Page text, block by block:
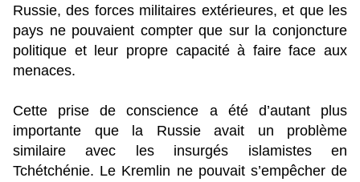
Russie, des forces militaires extérieures, et que les
pays ne pouvaient compter que sur la conjoncture
politique et leur propre capacité à faire face aux
menaces.
Cette prise de conscience a été d’autant plus
importante que la Russie avait un problème
similaire avec les insurgés islamistes en
Tchétchénie. Le Kremlin ne pouvait s’empêcher de